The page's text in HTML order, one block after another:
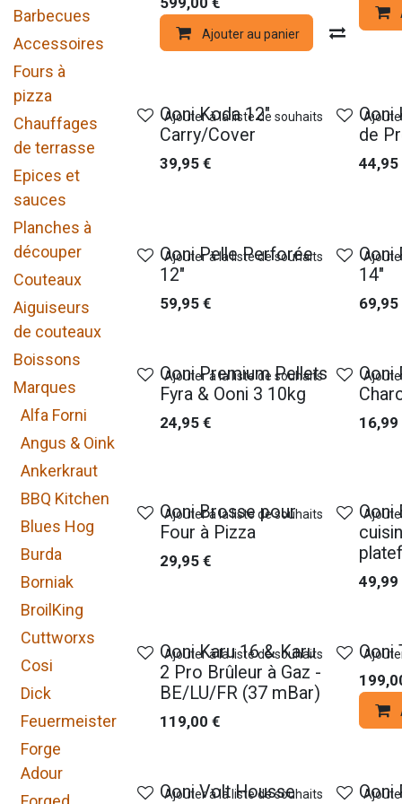
Barbecues
Accessoires
Fours à
pizza
Chauffages
de terrasse
Epices et
sauces
Planches à
découper
Couteaux
Aiguiseurs
de couteaux
Boissons
Marques
Alfa Forni
Angus & Oink
Ankerkraut
BBQ Kitchen
Blues Hog
Burda
Borniak
BroilKing
Cuttworxs
Cosi
Dick
Feuermeister
Forge
Adour
Ajouter au panier
Ooni Koda 12"
Carry/Cover
39,95 €
Ajouter à la liste de souhaits
Ooni
de
44,95
Ooni Pelle Perforée
12"
59,95 €
Ajouter à la liste de souhaits
Ooni
14"
69,95
Ooni Premium Pellets
Fyra & Ooni 3 10kg
24,95 €
Ajouter à la liste de souhaits
Ooni
16,99
Ooni Brosse pour
Four à Pizza
29,95 €
Ajouter à la liste de souhaits
Ooni
49,99
Ooni Karu 16 & Karu
2 Pro Brûleur à Gaz -
BE/LU/FR (37 mBar)
119,00 €
Ajouter à la liste de souhaits Ooni
Ooni Volt Housse
Ajouter à la liste de souhaits
Ooni